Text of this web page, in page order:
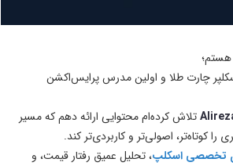
چارت طلا و اولین مدرس پرایس‌اکشن
تلاش کرده‌ام محتوایی ارائه دهم که مسیر
کوتاه‌تر، اصولی‌تر و کاربردی‌تر کند.
اسکلپ، تحلیل عمیق رفتار قیمت، و